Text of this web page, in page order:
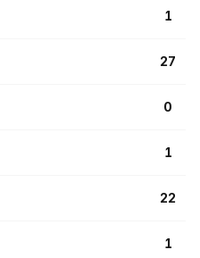
1
27
0
1
22
1